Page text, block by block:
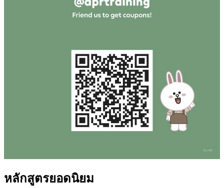
หลักสูตรยอดนิยม